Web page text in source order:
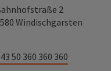
2
Windischgarsten
50 360 360 360